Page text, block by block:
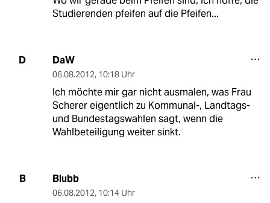
Studierenden pfeifen auf die Pfeifen...
D DaW
06.08.2012, 10:18 Uhr
Ich möchte mir gar nicht ausmalen, was Frau
Scherer eigentlich zu Kommunal-, Landtags-
und Bundestagswahlen sagt, wenn die
Wahlbeteiligung weiter sinkt.
B Blubb
06.08.2012, 10:14 Uhr